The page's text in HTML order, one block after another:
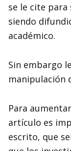
se le cite
siendo
académico.
Sin embargo
manipulación
Para
artículo es
escrito, que